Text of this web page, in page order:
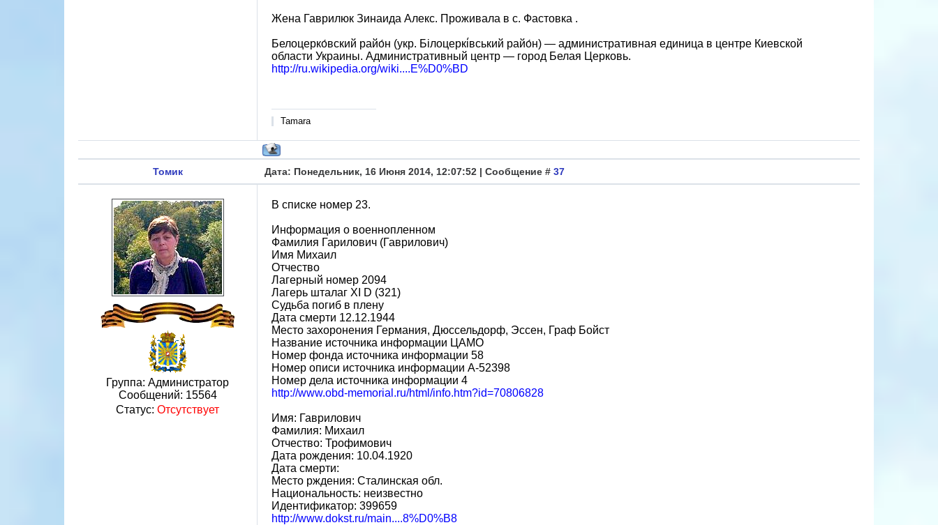
Жена Гаврилюк Зинаида Алекс. Проживала в с. Фастовка .
Белоцерко́вский райо́н (укр. Білоцеркі́вський райо́н) — административная единица в центре Киевской
области Украины. Административный центр — город Белая Церковь.
http://ru.wikipedia.org/wiki....E%D0%BD
Tamara
Томик Дата: Понедельник, 16 Июня 2014, 12:07:52 | Сообщение # 37
Группа: Администратор
Сообщений: 15564
Статус: Отсутствует
В списке номер 23.
Информация о военнопленном
Фамилия Гарилович (Гаврилович)
Имя Михаил
Отчество
Лагерный номер 2094
Лагерь шталаг XI D (321)
Судьба погиб в плену
Дата смерти 12.12.1944
Место захоронения Германия, Дюссельдорф, Эссен, Граф Бойст
Название источника информации ЦАМО
Номер фонда источника информации 58
Номер описи источника информации A-52398
Номер дела источника информации 4
http://www.obd-memorial.ru/html/info.htm?id=70806828
Имя: Гаврилович
Фамилия: Михаил
Отчество: Трофимович
Дата рождения: 10.04.1920
Дата смерти:
Место рждения: Сталинская обл.
Национальность: неизвестно
Идентификатор: 399659
http://www.dokst.ru/main....8%D0%B8